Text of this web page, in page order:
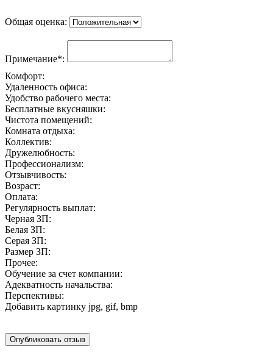
Общая оценка:
Примечание*:
Комфорт:
Удаленность офиса:
Удобство рабочего места:
Бесплатные вкусняшки:
Чистота помещений:
Комната отдыха:
Коллектив:
Дружелюбность:
Профессионализм:
Отзывчивость:
Возраст:
Оплата:
Регулярность выплат:
Черная ЗП:
Белая ЗП:
Серая ЗП:
Размер ЗП:
Прочее:
Обучение за счет компании:
Адекватность начальства:
Перспективы:
Добавить картинку jpg, gif, bmp